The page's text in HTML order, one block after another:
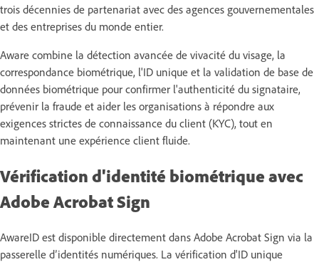
trois décennies de partenariat avec des agences gouvernementales
et des entreprises du monde entier.
Aware combine la détection avancée de vivacité du visage, la
correspondance biométrique, l'ID unique et la validation de base de
données biométrique pour confirmer l'authenticité du signataire,
prévenir la fraude et aider les organisations à répondre aux
exigences strictes de connaissance du client (KYC), tout en
maintenant une expérience client fluide.
Vérification d'identité biométrique avec
Adobe Acrobat Sign
AwareID est disponible directement dans Adobe Acrobat Sign via la
passerelle d’identités numériques. La vérification d'ID unique